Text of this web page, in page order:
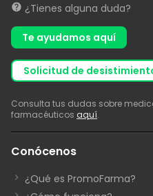
¿Tienes alguna duda?
Te ayudamos aquí
solicitud de
Consulta tus dudas sobre
farmacéuticos aquí.
Conócenos
¿Qué es PromoFarma?